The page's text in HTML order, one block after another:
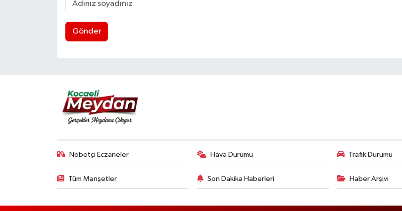
Gönder
Nöbetçi Eczaneler Hava Durumu Trafik Durumu
Tüm Manşetler Son Dakika Haberleri Haber Arşivi